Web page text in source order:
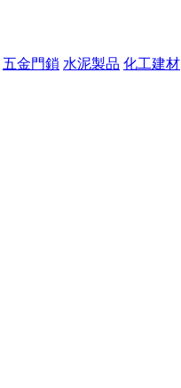
五金門鎖 水泥製品 化工建材